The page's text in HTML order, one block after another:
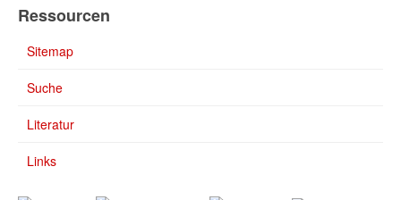
Ressourcen
Sitemap
Suche
Literatur
Links